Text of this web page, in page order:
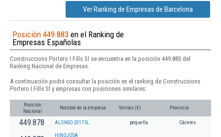
Ver Ranking de Empresas de Barcelona
Posición 449.883 en el Ranking de
Empresas Españolas
Construccions Portero I Fills Sl se encuentra en la posición 449.883 del
Ranking Nacional de Empresas.
A continuación podrá consultar la posición en el ranking de Construccions
Portero I Fills Sl y empresas con posiciones similares:
Posición
Nacional
Nombre de la empresa Ventas (€) Provincia
449.878 ALONSO 2017 SL. pequeña Cáceres
HINOJOSA